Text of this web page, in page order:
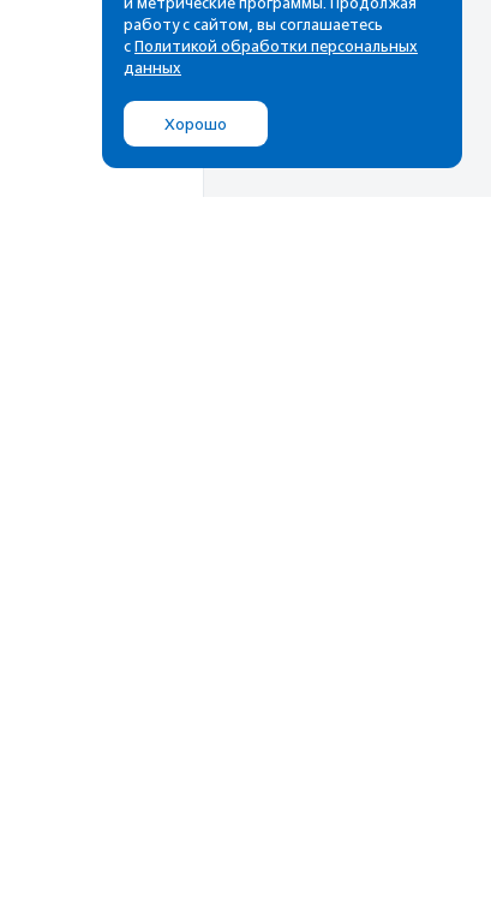
Рассылка
Cамые свежие новости,
почтовом ящике
работу с сайтом, вы соглашаетесь
с Политикой обработки персональных
данных
Хорошо